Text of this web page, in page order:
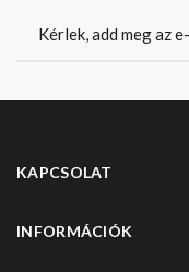
KAPCSOLAT
INFORMÁCIÓK